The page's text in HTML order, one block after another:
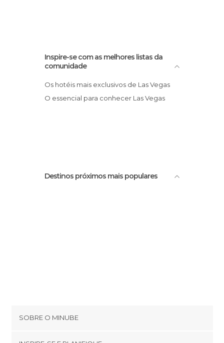
Inspire-se com as melhores listas da
comunidade
Os hotéis mais exclusivos de Las Vegas
O essencial para conhecer Las Vegas
Destinos próximos mais populares
SOBRE O MINUBE